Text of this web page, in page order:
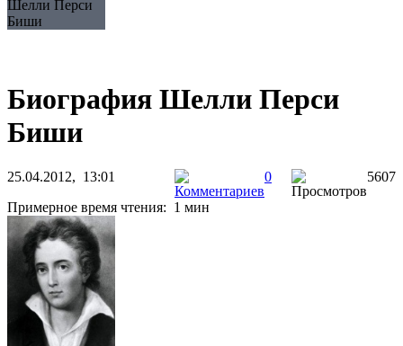
Шелли Перси
Биши
Биография Шелли Перси
Биши
25.04.2012, 13:01 0
5607
Примерное время чтения: 1 мин